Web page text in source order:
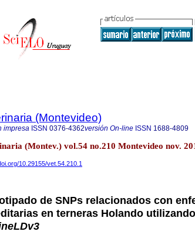
(Montevideo)
impresa ISSN 0376-4362versión On-line ISSN 1688-4809
(Montev.) vol.54 no.210 Montevideo nov.
10.29155/vet.54.210.1
de SNPs relacionados con
en terneras Holando